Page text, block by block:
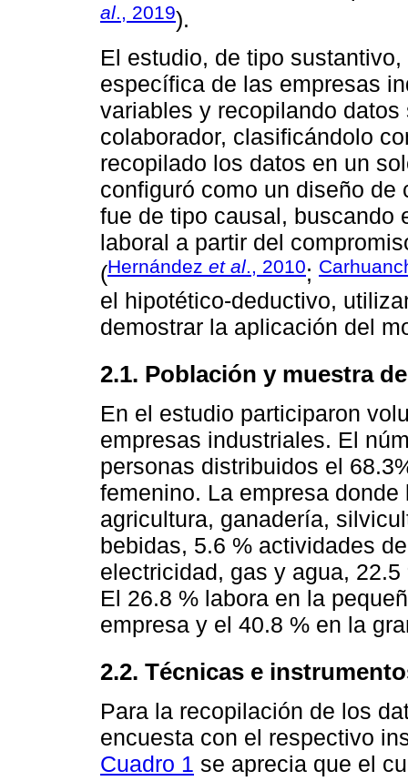
al., 2019).
El estudio, de tipo
específica de las empresas
variables y recopilando
colaborador, clasificándolo
recopilado los datos en un
configuró como un diseño
fue de tipo causal, buscando
laboral a partir del
(Hernández et al., 2010;
el hipotético-deductivo,
demostrar la aplicación del
2.1. Población y muestra
En el estudio participaron
empresas industriales. El
personas distribuidos el
femenino. La empresa
agricultura, ganadería,
bebidas, 5.6 % actividades
electricidad, gas y agua,
El 26.8 % labora en la
empresa y el 40.8 % en la
2.2. Técnicas e
Para la recopilación de los
encuesta con el respectivo
Cuadro 1 se aprecia que el